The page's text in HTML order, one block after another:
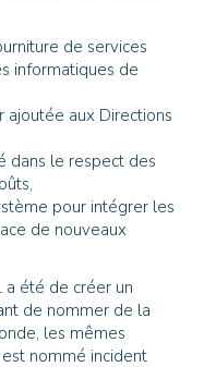
de services
informatiques de
ajoutée aux Directions
dans le respect des
pour intégrer les
de nouveaux
a été de créer un
de nommer de la
les mêmes
est nommé incident